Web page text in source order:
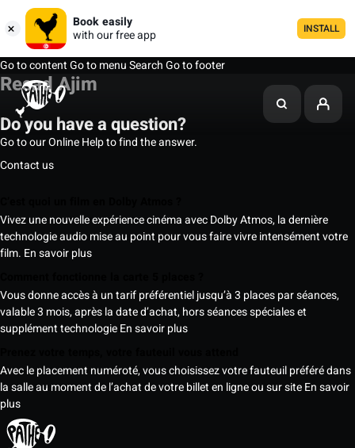
Book easily
with our free app
INSTALL
Go to contentGo to menuSearchGo to footer
Resad Ajim
Do you have a question?
Go to our Online Help to find the answer.
Contact us
Vivez une nouvelle expérience cinéma avec Dolby Atmos, la dernière
technologie audio mise au point pour vous faire vivre intensément votre
film. En savoir plus
Vous donne accès à un tarif préférentiel jusqu’à 3 places par séances,
valable 3 mois, après la date d’achat, hors séances spéciales et
supplément technologieEn savoir plus
Avec le placement numéroté, vous choisissez votre fauteuil préféré dans
la salle au moment de l’achat de votre billet en ligne ou sur siteEn savoir
plus